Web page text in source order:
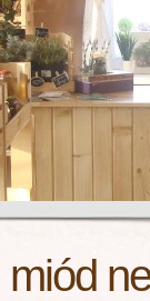
miód